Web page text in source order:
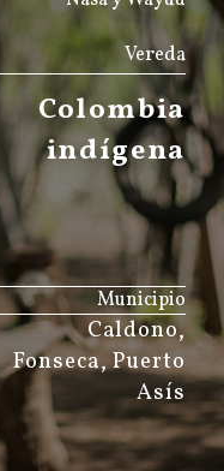
Vereda
Colombia
indígena
Municipio
Caldono,
Fonseca, Puerto
Asís